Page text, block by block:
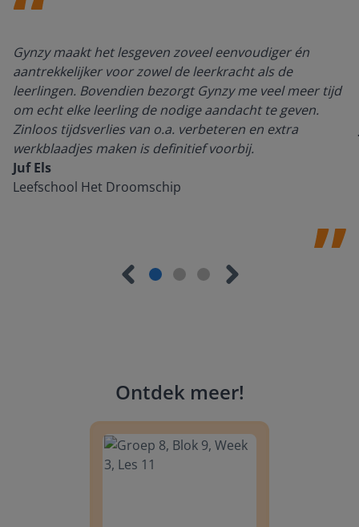
Gynzy maakt het lesgeven zoveel eenvoudiger én
aantrekkelijker voor zowel de leerkracht als de
leerlingen. Bovendien bezorgt Gynzy me veel meer tijd
om echt elke leerling de nodige aandacht te geven.
Zinloos tijdsverlies van o.a. verbeteren en extra
werkblaadjes maken is definitief voorbij.
Juf Els
Leefschool Het Droomschip
Ontdek meer!